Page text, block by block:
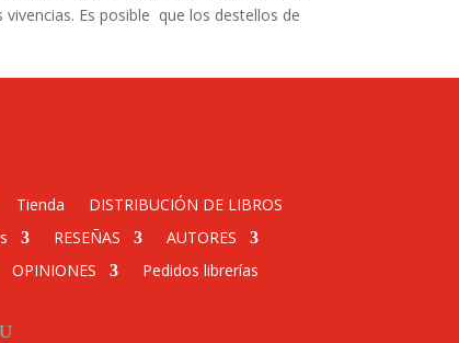
Es posible que los destellos de
Tienda
DISTRIBUCIÓN DE LIBROS
RESEÑAS
AUTORES
OPINIONES
Pedidos librerías